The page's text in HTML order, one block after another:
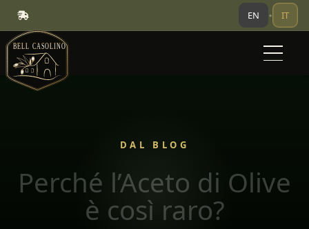
EN • IT
DAL BLOG
Perché l’Aceto di Olive
è così raro?